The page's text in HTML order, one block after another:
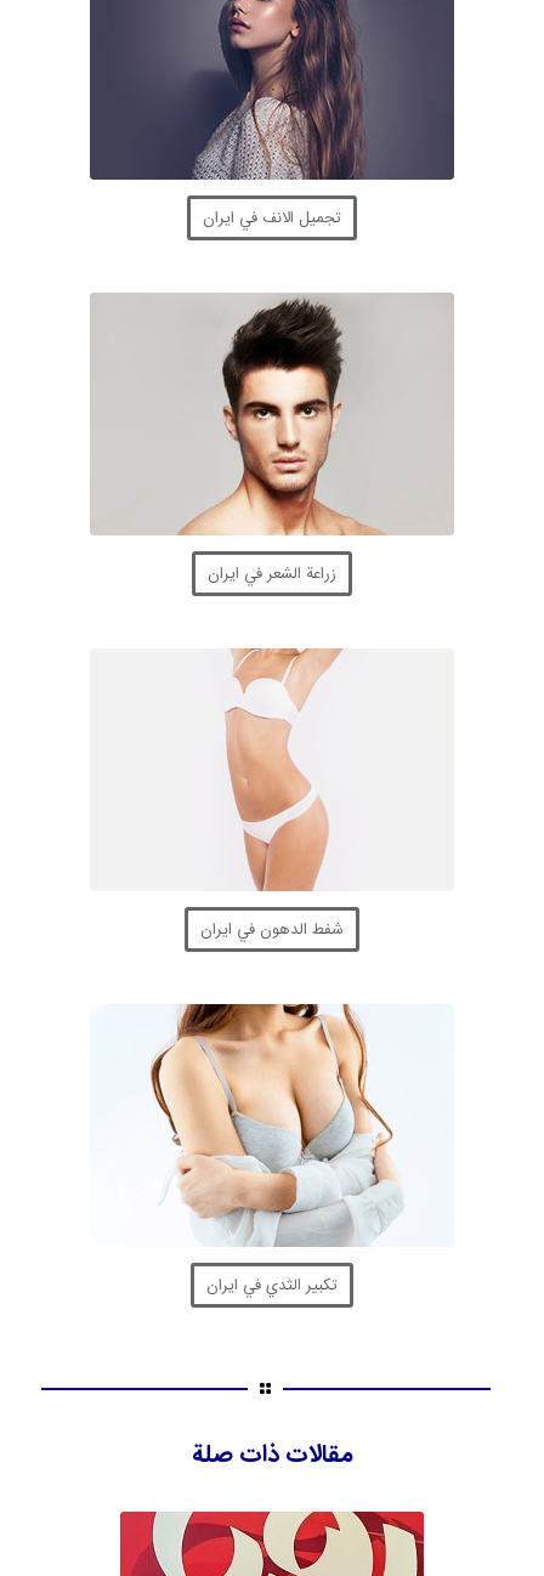
تجميل الانف في ايران
زراعة الشعر في ايران
شفط الدهون في ايران
تكبير الثدي في ايران
مقالات ذات صلة